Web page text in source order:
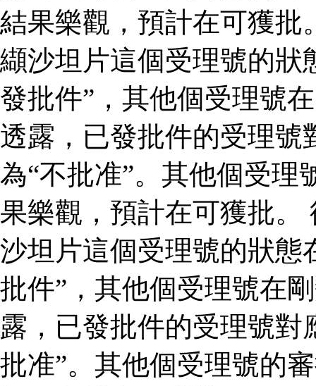
結果樂觀，預計在可獲批
纈沙坦片這個受理號的狀
發批件”，其他個受理號
透露，已發批件的受理號
為“不批准”。其他個受理
果樂觀，預計在可獲批。
沙坦片這個受理號的狀態
批件”，其他個受理號在
露，已發批件的受理號對
批准”。其他個受理號的